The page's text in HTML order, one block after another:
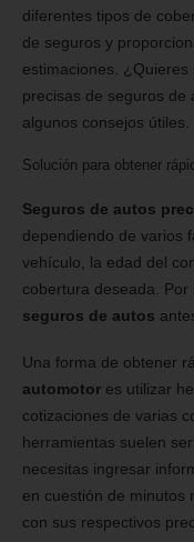
diferentes tipos de
de seguros y
estimaciones.
precisas de seguros de
algunos consejos útiles.
Solución para obtener
Seguros de autos
dependiendo de varios
vehículo, la edad del
cobertura deseada.
seguros de autos
Una forma de obtener
automotor es utilizar
cotizaciones de varias
herramientas suelen
necesitas ingresar
en cuestión de minutos
con sus respectivos